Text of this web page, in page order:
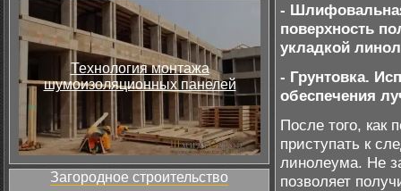
Технология монтажа
шумоизоляционных панелей
Загородное строительство
-
поверхность
укладкой
- Грунтовка.
обеспечения
После того, как
приступать к
линолеума. Не
позволяет